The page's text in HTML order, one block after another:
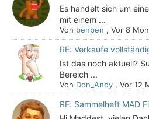
Es handelt sich um
mit einem ...
Von benben ,Vor 8
RE: Verkaufe
Ist das noch aktuell?
Bereich ...
Von Don_Andy ,Vor 12
RE: Sammelheft MAD